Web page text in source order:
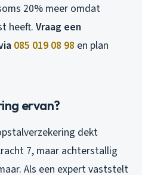
20% meer omdat
heeft.Vraag een
085 019 08 98 en plan
ervan?
dekt
7, maar achterstallig
Als een expert vaststelt